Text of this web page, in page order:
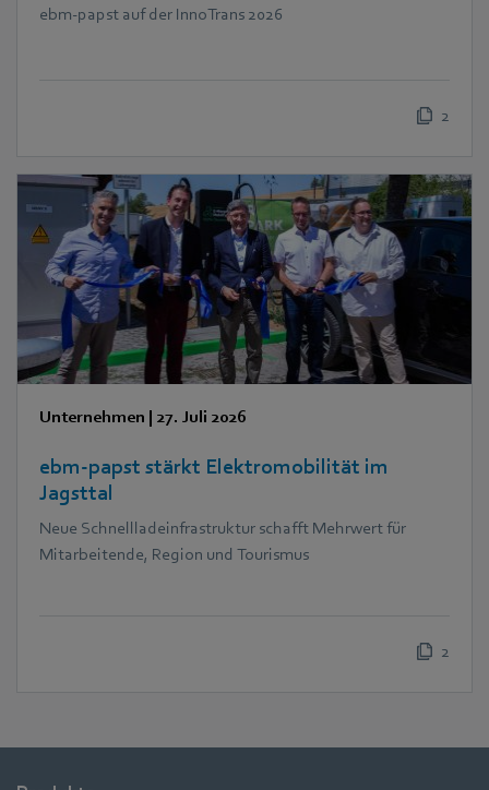
ebm‑papst auf der InnoTrans 2026
2
Unternehmen | 27. Juli 2026
ebm‑papst stärkt Elektromobilität im
Jagsttal
Neue Schnellladeinfrastruktur schafft Mehrwert für
Mitarbeitende, Region und Tourismus
2